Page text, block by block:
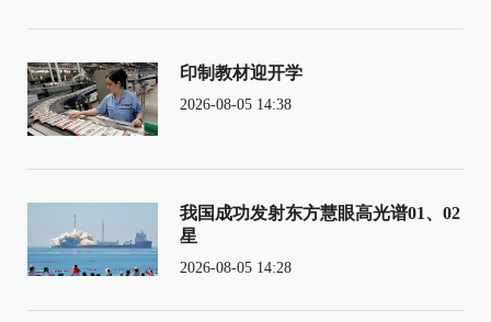
印制教材迎开学
2026-08-05 14:38
我国成功发射东方慧眼高光谱01、02
星
2026-08-05 14:28